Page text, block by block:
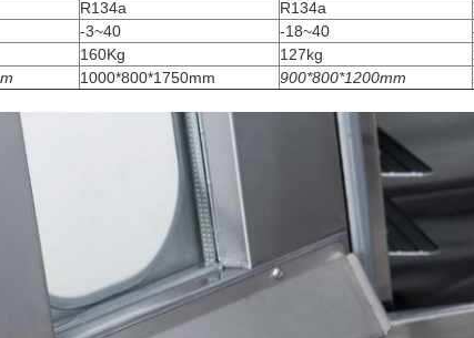
R134a R134a
-3~40 -18~40
160Kg 127kg
1000*800*1750mm 900*800*1200mm